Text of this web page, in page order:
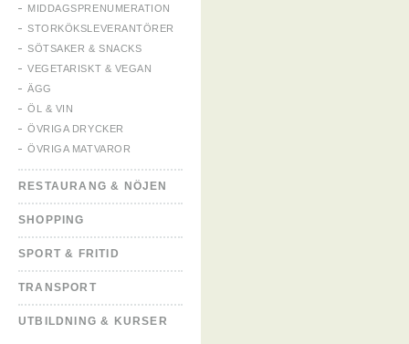
MIDDAGSPRENUMERATION
STORKÖKSLEVERANTÖRER
SÖTSAKER & SNACKS
VEGETARISKT & VEGAN
ÄGG
ÖL & VIN
ÖVRIGA DRYCKER
ÖVRIGA MATVAROR
RESTAURANG & NÖJEN
SHOPPING
SPORT & FRITID
TRANSPORT
UTBILDNING & KURSER